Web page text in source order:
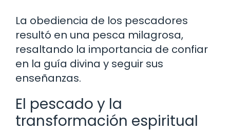
La obediencia de los pescadores
resultó en una pesca milagrosa,
resaltando la importancia de confiar
en la guía divina y seguir sus
enseñanzas.
El pescado y la
transformación espiritual